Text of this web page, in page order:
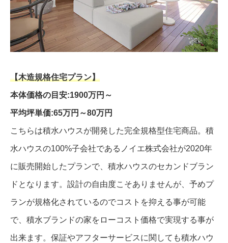
【木造規格住宅プラン】
本体価格の目安:1900万円～
平均坪単価:65万円～80万円
こちらは積水ハウスが開発した完全規格型住宅商品。積
水ハウスの100%子会社であるノイエ株式会社が2020年
に販売開始したプランで、積水ハウスのセカンドブラン
ドとなります。設計の自由度こそありませんが、予めプ
ランが規格化されているのでコストを抑える事が可能
で、積水ブランドの家をローコスト価格で実現する事が
出来ます。保証やアフターサービスに関しても積水ハウ